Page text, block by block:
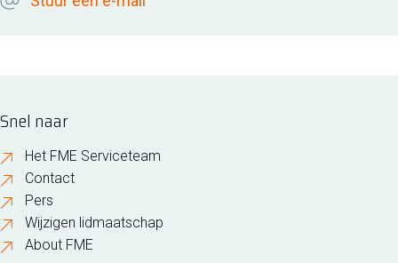
Snel naar
Het FME Serviceteam
Contact
Pers
Wijzigen lidmaatschap
About FME